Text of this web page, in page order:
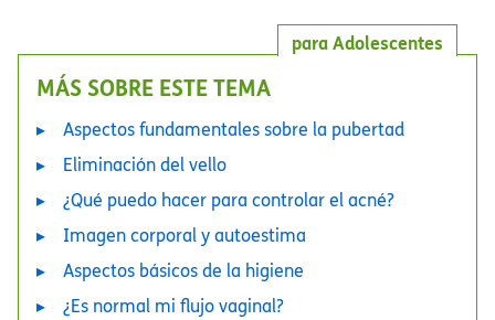
para Adolescentes
MÁS SOBRE ESTE TEMA
Aspectos fundamentales sobre la pubertad
Eliminación del vello
¿Qué puedo hacer para controlar el acné?
Imagen corporal y autoestima
Aspectos básicos de la higiene
¿Es normal mi flujo vaginal?